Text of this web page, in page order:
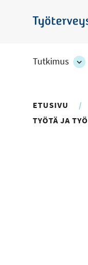
pääsisältöön
Tutkimus
ETUSIVU
TYÖTÄ JA